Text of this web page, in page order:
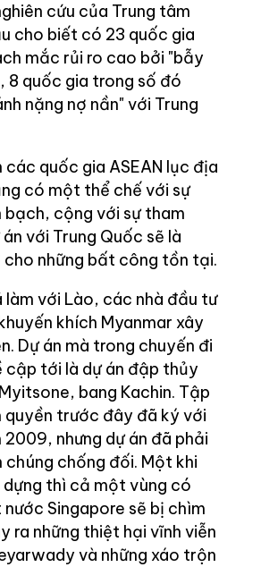
cứu của Trung tâm
cho biết có 23 quốc gia
mắc rủi ro cao bởi "bẫy
8 quốc gia trong số đó
nặng nợ nần" với Trung
các quốc gia ASEAN lục địa
có một thể chế với sự
bạch, cộng với sự tham
với Trung Quốc sẽ là
những bất công tồn tại.
làm với Lào, các nhà đầu tư
khích Myanmar xây
Dự án mà trong chuyến đi
cập tới là dự án đập thủy
bang Kachin. Tập
quyền trước đây đã ký với
nhưng dự án đã phải
chúng chống đối. Một khi
thì cả một vùng có
Singapore sẽ bị chìm
ra những thiệt hại vĩnh viễn
và những xáo trộn